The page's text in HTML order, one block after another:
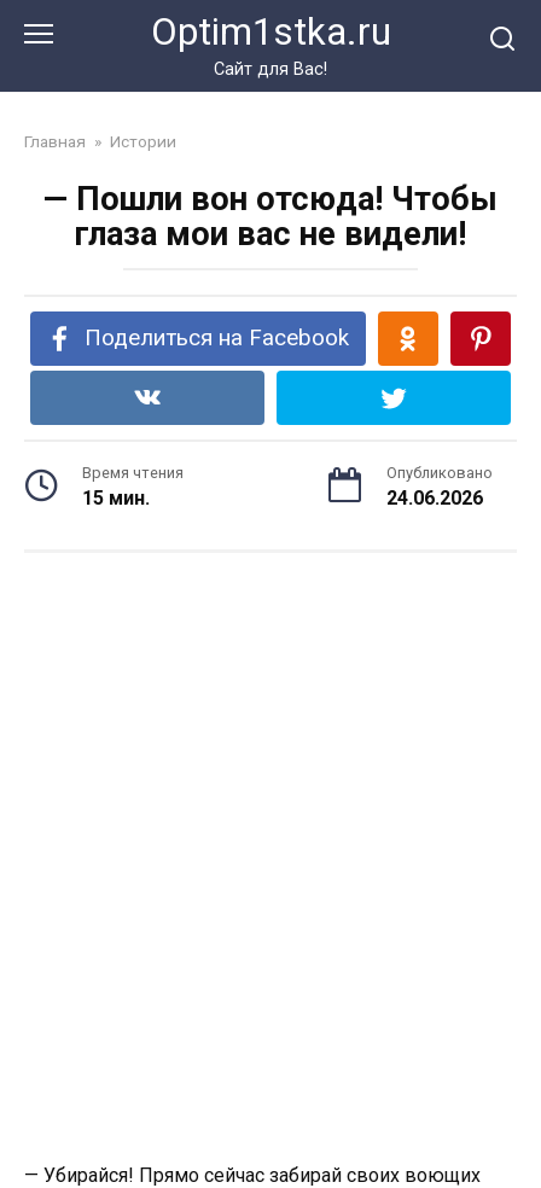
Optim1stka.ru
Сайт для Вас!
Главная » Истории
— Пошли вон отсюда! Чтобы
глаза мои вас не видели!
Поделиться на Facebook
Время чтения
15 мин.
Опубликовано
24.06.2026
— Убирайся! Прямо сейчас забирай своих воющих